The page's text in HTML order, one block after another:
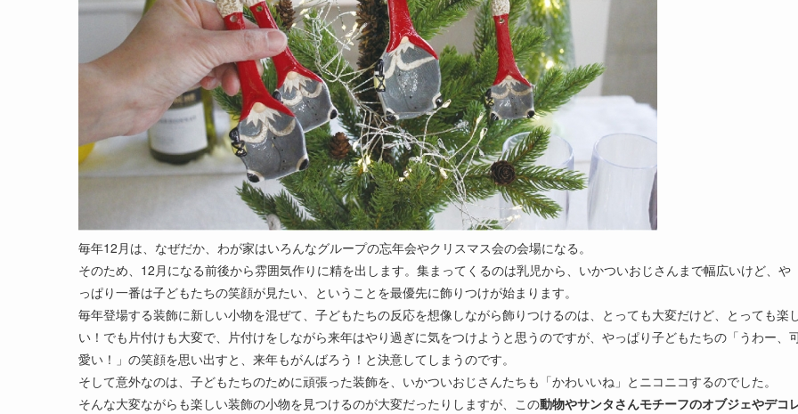
毎年12月は、なぜだか、わが家はいろんなグループの忘年会やクリスマス会の会場になる。
そのため、12月になる前後から雰囲気作りに精を出します。集まってくるのは乳児から、いかついおじさんまで幅広いけど、や
っぱり一番は子どもたちの笑顔が見たい、ということを最優先に飾りつけが始まります。
毎年登場する装飾に新しい小物を混ぜて、子どもたちの反応を想像しながら飾りつけるのは、とっても大変だけど、とっても楽
い！でも片付けも大変で、片付けをしながら来年はやり過ぎに気をつけようと思うのですが、やっぱり子どもたちの「うわー、
愛い！」の笑顔を思い出すと、来年もがんばろう！と決意してしまうのです。
そして意外なのは、子どもたちのために頑張った装飾を、いかついおじさんたちも「かわいいね」とニコニコするのでした。
そんな大変ながらも楽しい装飾の小物を見つけるのが大変だったりしますが、この動物やサンタさんモチーフのオブジェやデコ